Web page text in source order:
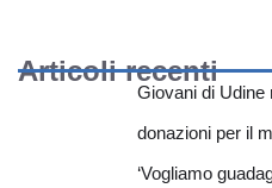
Articoli recenti
Giovani di Udine
donazioni per il
‘Vogliamo